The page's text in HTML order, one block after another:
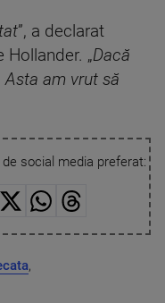
”, a declarat
„Dacă
Asta am vrut să
social media preferat:
,